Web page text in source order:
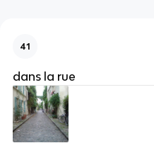
41
dans la rue